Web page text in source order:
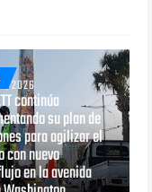
2026
continúa
su plan de
para agilizar el
con nuevo
en la avenida